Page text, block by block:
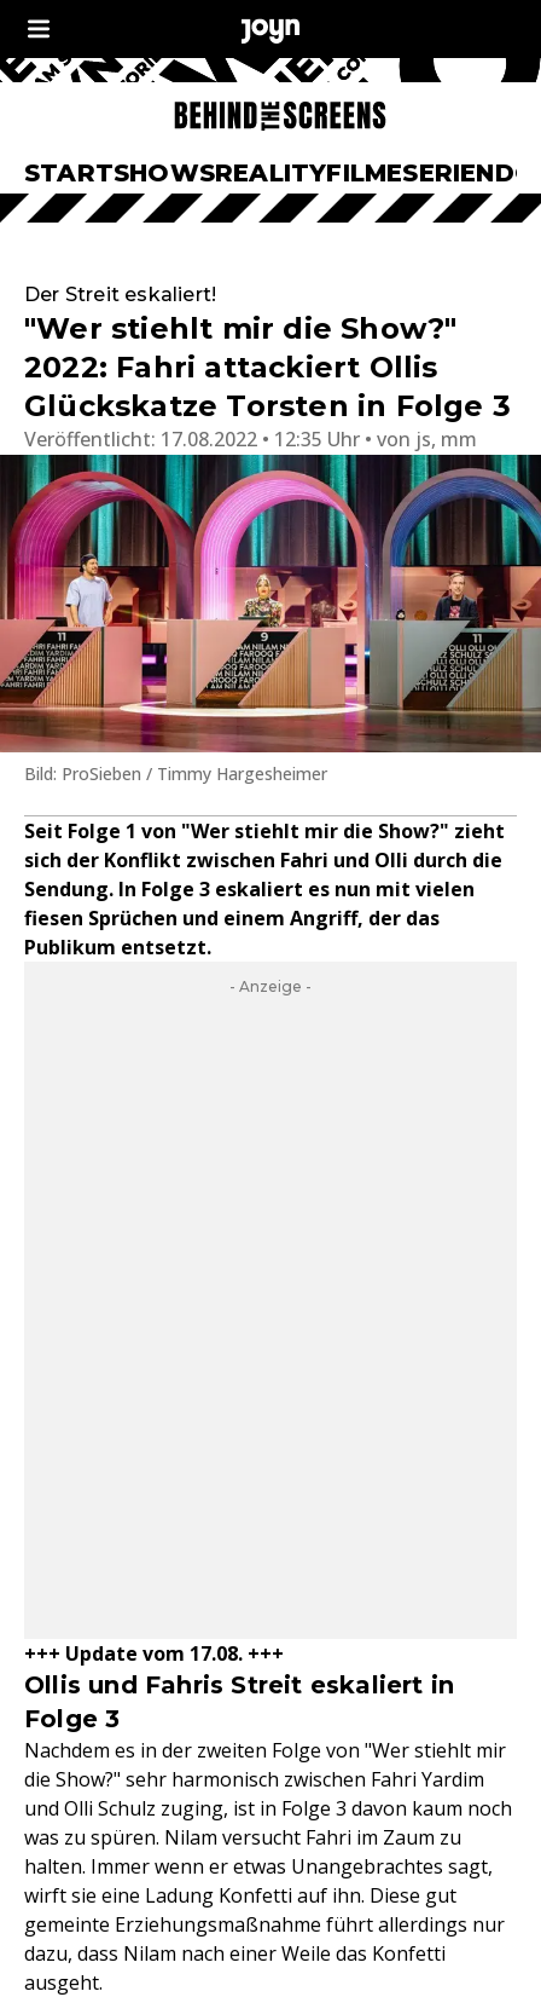
STARTSHOWSREALITYFILMESERIEN
Der Streit eskaliert!
"Wer stiehlt mir die Show?"
2022: Fahri attackiert Ollis
Glückskatze Torsten in Folge 3
Veröffentlicht: 17.08.2022 • 12:35 Uhr von js, mm
Bild: ProSieben / Timmy Hargesheimer
Seit Folge 1 von "Wer stiehlt mir die Show?" zieht
sich der Konflikt zwischen Fahri und Olli durch die
Sendung. In Folge 3 eskaliert es nun mit vielen
fiesen Sprüchen und einem Angriff, der das
Publikum entsetzt.
- Anzeige -
+++ Update vom 17.08. +++
Ollis und Fahris Streit eskaliert in
Folge 3
Nachdem es in der zweiten Folge von "Wer stiehlt mir
die Show?" sehr harmonisch zwischen Fahri Yardim
und Olli Schulz zuging, ist in Folge 3 davon kaum noch
was zu spüren. Nilam versucht Fahri im Zaum zu
halten. Immer wenn er etwas Unangebrachtes sagt,
wirft sie eine Ladung Konfetti auf ihn. Diese gut
gemeinte Erziehungsmaßnahme führt allerdings nur
dazu, dass Nilam nach einer Weile das Konfetti
ausgeht.